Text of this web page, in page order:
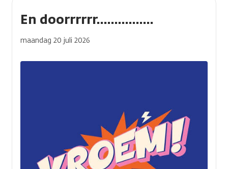
En doorrrrrr................
maandag 20 juli 2026